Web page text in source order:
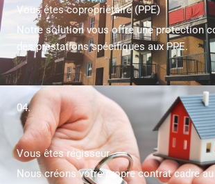
Vous êtes copropriétaire (PPE)
Notre solution vous offre une protection
des prestations spécifiques aux PPE.
04.
Vous êtes régisseur
Nous créons votre propre contrat cadre